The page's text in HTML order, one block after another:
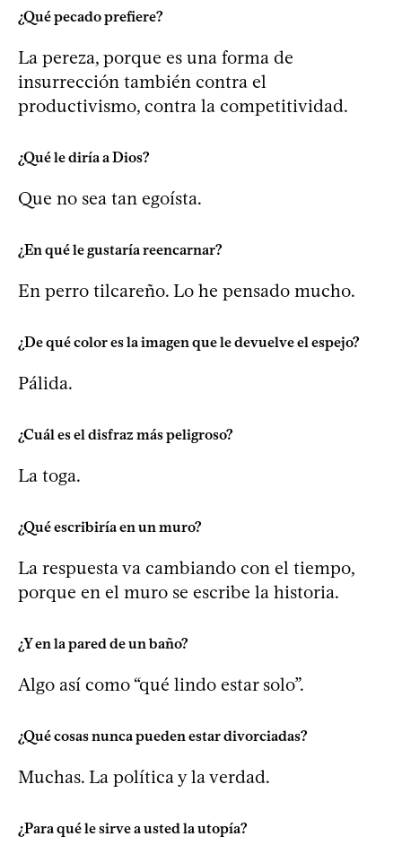
¿Qué pecado prefiere?
La pereza, porque es una forma de
insurrección también contra el
productivismo, contra la competitividad.
¿Qué le diría a Dios?
Que no sea tan egoísta.
¿En qué le gustaría reencarnar?
En perro tilcareño. Lo he pensado mucho.
¿De qué color es la imagen que le devuelve el espejo?
Pálida.
¿Cuál es el disfraz más peligroso?
La toga.
¿Qué escribiría en un muro?
La respuesta va cambiando con el tiempo,
porque en el muro se escribe la historia.
¿Y en la pared de un baño?
Algo así como “qué lindo estar solo”.
¿Qué cosas nunca pueden estar divorciadas?
Muchas. La política y la verdad.
¿Para qué le sirve a usted la utopía?